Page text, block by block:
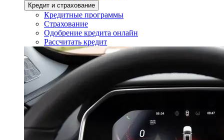
Кредит и страхование
Кредитные программы
Страхование
Одобрение кредита онлайн
Рассчитать кредит